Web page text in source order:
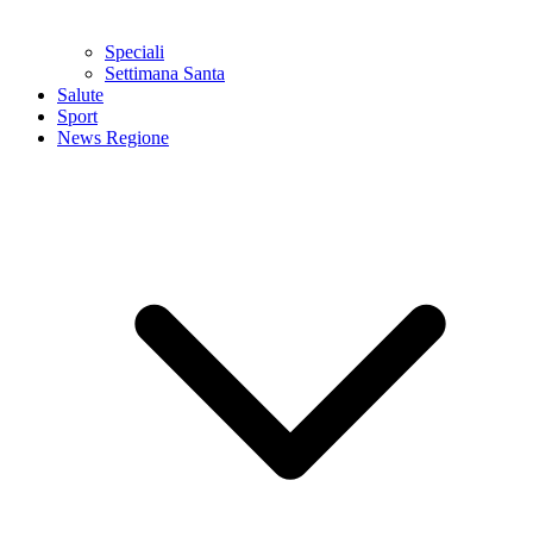
Speciali
Settimana Santa
Salute
Sport
News Regione